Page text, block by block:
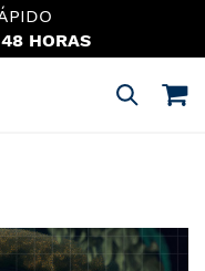
HORAS
Pesquisa